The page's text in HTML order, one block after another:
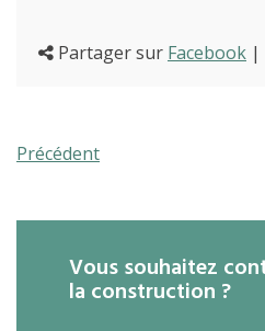
Portes ouvertes 2026
Liens utiles
Partager sur Facebook |
Précédent
Vous souhaitez
la construction ?